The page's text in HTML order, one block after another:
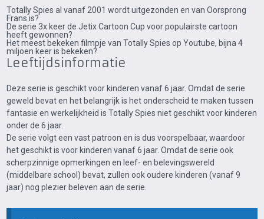
Totally Spies al vanaf 2001 wordt uitgezonden en van Oorsprong
Frans is?
De serie 3x keer de Jetix Cartoon Cup voor populairste cartoon
heeft gewonnen?
Het meest bekeken filmpje van Totally Spies op Youtube, bijna 4
miljoen keer is bekeken?
Leeftijdsinformatie
Deze serie is geschikt voor kinderen vanaf 6 jaar. Omdat de serie
geweld bevat en het belangrijk is het onderscheid te maken tussen
fantasie en werkelijkheid is Totally Spies niet geschikt voor kinderen
onder de 6 jaar.
De serie volgt een vast patroon en is dus voorspelbaar, waardoor
het geschikt is voor kinderen vanaf 6 jaar. Omdat de serie ook
scherpzinnige opmerkingen en leef- en belevingswereld
(middelbare school) bevat, zullen ook oudere kinderen (vanaf 9
jaar) nog plezier beleven aan de serie.